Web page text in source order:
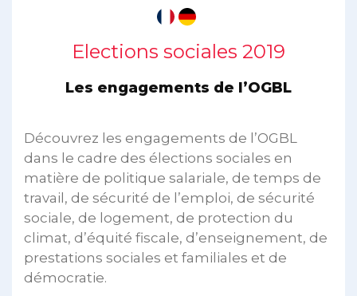
Elections sociales 2019
Les engagements de l’OGBL
Découvrez les engagements de l’OGBL
dans le cadre des élections sociales en
matière de politique salariale, de temps de
travail, de sécurité de l’emploi, de sécurité
sociale, de logement, de protection du
climat, d’équité fiscale, d’enseignement, de
prestations sociales et familiales et de
démocratie.